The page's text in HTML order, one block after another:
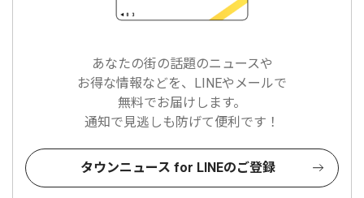
あなたの街の話題のニュースや
お得な情報などを、LINEやメールで
無料でお届けします。
通知で見逃しも防げて便利です！
タウンニュース for LINEのご登録